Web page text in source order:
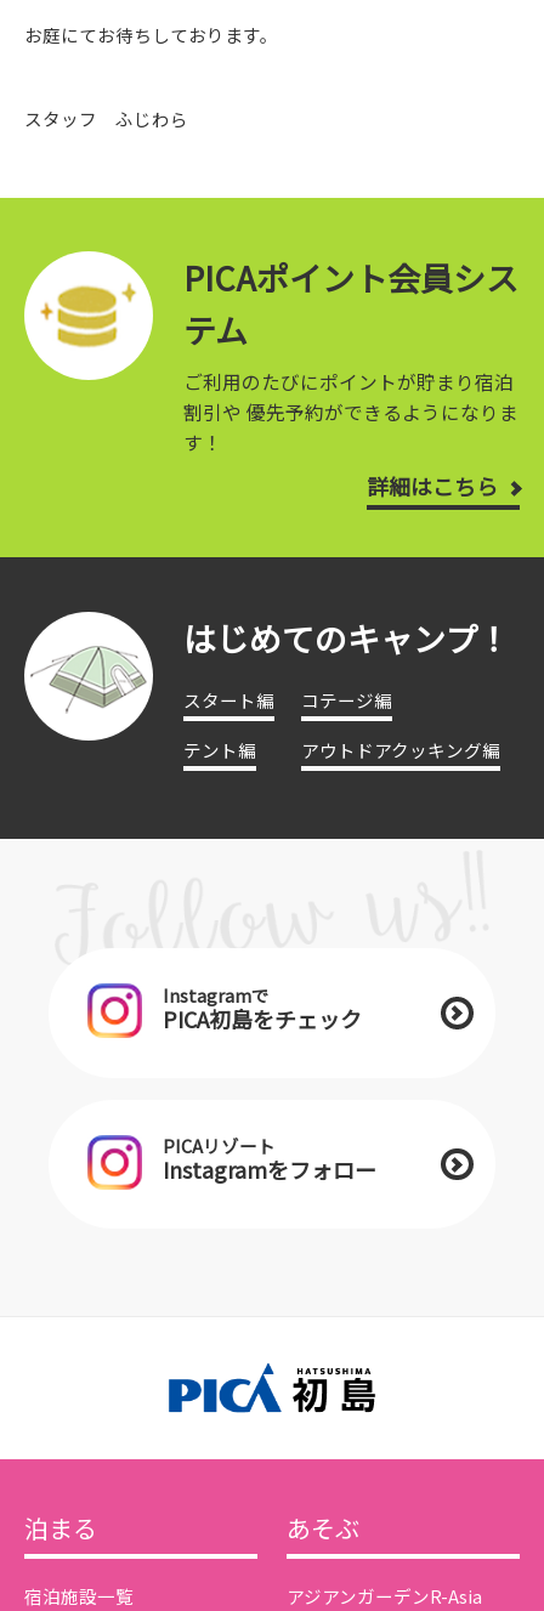
お庭にてお待ちしております。
スタッフ ふじわら
PICAポイント会員シス
テム
ご利用のたびにポイントが貯まり宿泊
割引や 優先予約ができるようになりま
す！
詳細はこちら
はじめてのキャンプ！
スタート編
コテージ編
テント編
アウトドアクッキング編
Instagramで
PICA初島をチェック
PICAリゾート
Instagramをフォロー
泊まる
宿泊施設一覧
あそぶ
アジアンガーデンR-Asia